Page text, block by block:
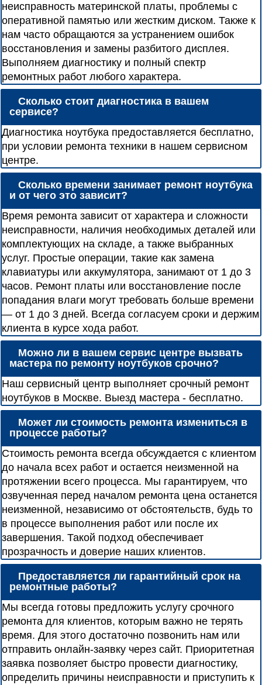
неисправность материнской платы, проблемы с
оперативной памятью или жестким диском. Также к
нам часто обращаются за устранением ошибок
восстановления и замены разбитого дисплея.
Выполняем диагностику и полный спектр
ремонтных работ любого характера.
Сколько стоит диагностика в вашем
сервисе?
Диагностика ноутбука предоставляется бесплатно,
при условии ремонта техники в нашем сервисном
центре.
Сколько времени занимает ремонт ноутбука
и от чего это зависит?
Время ремонта зависит от характера и сложности
неисправности, наличия необходимых деталей или
комплектующих на складе, а также выбранных
услуг. Простые операции, такие как замена
клавиатуры или аккумулятора, занимают от 1 до 3
часов. Ремонт платы или восстановление после
попадания влаги могут требовать больше времени
— от 1 до 3 дней. Всегда согласуем сроки и держим
клиента в курсе хода работ.
Можно ли в вашем сервис центре вызвать
мастера по ремонту ноутбуков срочно?
Наш сервисный центр выполняет срочный ремонт
ноутбуков в Москве. Выезд мастера - бесплатно.
Может ли стоимость ремонта измениться в
процессе работы?
Стоимость ремонта всегда обсуждается с клиентом
до начала всех работ и остается неизменной на
протяжении всего процесса. Мы гарантируем, что
озвученная перед началом ремонта цена останется
неизменной, независимо от обстоятельств, будь то
в процессе выполнения работ или после их
завершения. Такой подход обеспечивает
прозрачность и доверие наших клиентов.
Предоставляется ли гарантийный срок на
ремонтные работы?
Мы всегда готовы предложить услугу срочного
ремонта для клиентов, которым важно не терять
время. Для этого достаточно позвонить нам или
отправить онлайн-заявку через сайт. Приоритетная
заявка позволяет быстро провести диагностику,
определить причины неисправности и приступить к